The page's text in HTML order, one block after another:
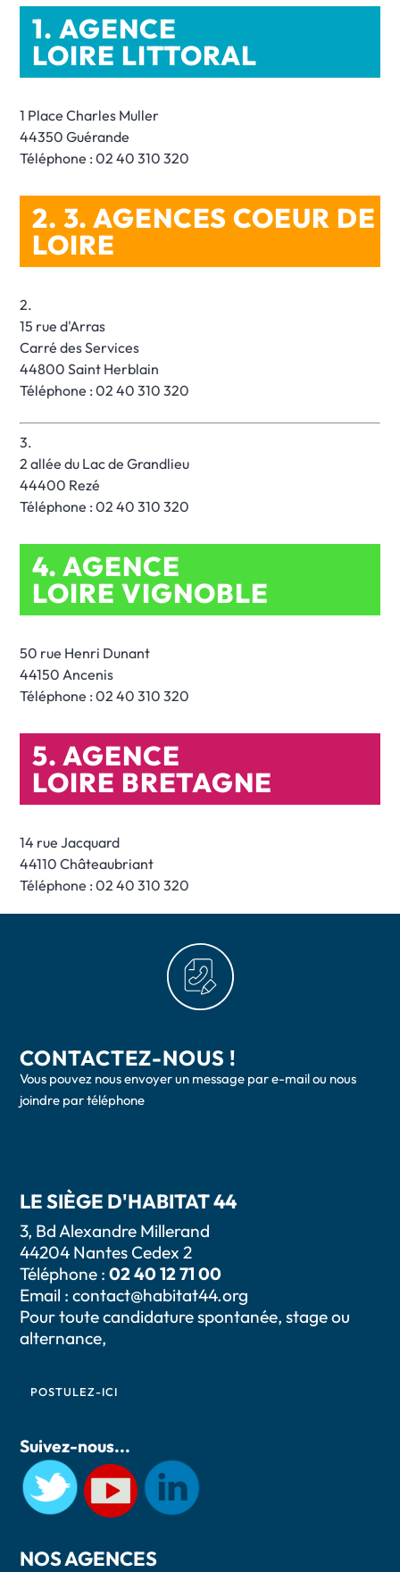
1. AGENCE
LOIRE LITTORAL
1 Place Charles Muller
44350 Guérande
Téléphone : 02 40 310 320
2. 3. AGENCES COEUR DE
LOIRE
2.
15 rue d'Arras
Carré des Services
44800 Saint Herblain
Téléphone : 02 40 310 320
3.
2 allée du Lac de Grandlieu
44400 Rezé
Téléphone : 02 40 310 320
4. AGENCE
LOIRE VIGNOBLE
50 rue Henri Dunant
44150 Ancenis
Téléphone : 02 40 310 320
5. AGENCE
LOIRE BRETAGNE
14 rue Jacquard
44110 Châteaubriant
Téléphone : 02 40 310 320
CONTACTEZ-NOUS !
Vous pouvez nous envoyer un message par e-mail ou nous
joindre par téléphone
LE SIÈGE D'HABITAT 44
3, Bd Alexandre Millerand
44204 Nantes Cedex 2
Téléphone :02 40 12 71 00
Email :contact@habitat44.org
Pour toute candidature spontanée, stage ou
alternance,
POSTULEZ-ICI
Suivez-nous...
NOS AGENCES